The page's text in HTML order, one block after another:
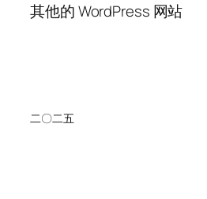
其他的 WordPress 网站
二〇二五